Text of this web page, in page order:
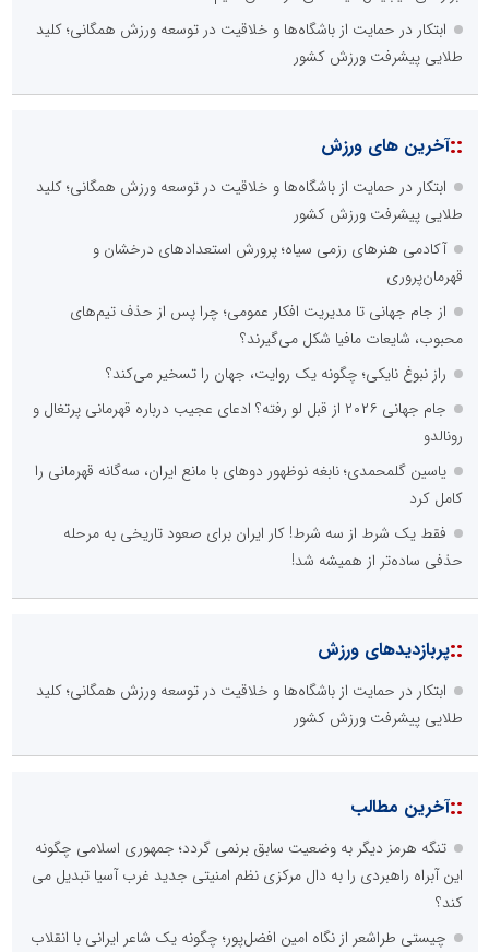
ابتکار در حمایت از باشگاه‌ها و خلاقیت در توسعه ورزش همگانی؛ کلید
طلایی پیشرفت ورزش کشور
::آخرین های ورزش
ابتکار در حمایت از باشگاه‌ها و خلاقیت در توسعه ورزش همگانی؛ کلید
طلایی پیشرفت ورزش کشور
آکادمی هنرهای رزمی سیاه؛ پرورش استعدادهای درخشان و
قهرمان‌پروری
از جام جهانی تا مدیریت افکار عمومی؛ چرا پس از حذف تیم‌های
محبوب، شایعات مافیا شکل می‌گیرند؟
راز نبوغ نایکی؛ چگونه یک روایت، جهان را تسخیر می‌کند؟
جام جهانی ۲۰۲۶ از قبل لو رفته؟ ادعای عجیب درباره قهرمانی پرتغال و
رونالدو
یاسین گلمحمدی؛ نابغه نوظهور دوهای با مانع ایران، سه‌گانه قهرمانی را
کامل کرد
فقط یک شرط از سه شرط! کار ایران برای صعود تاریخی به مرحله
حذفی ساده‌تر از همیشه شد!
::پربازدیدهای ورزش
ابتکار در حمایت از باشگاه‌ها و خلاقیت در توسعه ورزش همگانی؛ کلید
طلایی پیشرفت ورزش کشور
::آخرین مطالب
تنگه هرمز دیگر به وضعیت سابق برنمی گردد؛ جمهوری اسلامی چگونه
این آبراه راهبردی را به دال مرکزی نظم امنیتی جدید غرب آسیا تبدیل می
کند؟
چیستی طراشعر از نگاه امین افضل‌پور؛ چگونه یک شاعر ایرانی با انقلاب